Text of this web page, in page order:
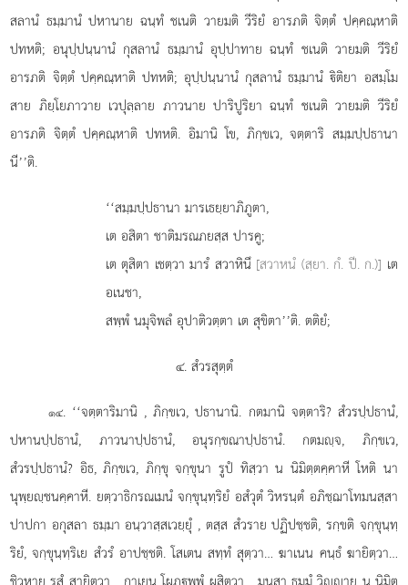
สลานํ ธมฺมานํ ปหานาย ฉนฺทํ ชเนติ วายมติ วีริยํ อารภติ จิตฺตํ ปคฺคณฺหาติ
ปทหติ; อนุปฺปนฺนานํ กุสลานํ ธมฺมานํ อุปฺปาทาย ฉนฺทํ ชเนติ วายมติ วีริยํ
อารภติ จิตฺตํ ปคฺคณฺหาติ ปทหติ; อุปฺปนฺนานํ กุสลานํ ธมฺมานํ ิติยา อสมฺโม
สาย ภิยฺโยภาวาย เวปุลฺลาย ภาวนาย ปาริปูริยา ฉนฺทํ ชเนติ วายมติ วีริยํ
อารภติ จิตฺตํ ปคฺคณฺหาติ ปทหติ. อิมานิ โข, ภิกฺขเว, จตฺตาริ สมฺมปฺปธานา
นี’’ติ.
‘‘สมฺมปฺปธานา มารเธยฺยาภิภูตา,
เต อสิตา ชาติมรณภยสฺส ปารคู;
เต ตุสิตา เชตฺวา มารํ สวาหินึ [สวาหนํ (สฺยา. กํ. ปี. ก.)] เต
อเนชา,
สพฺพํ นมุจิพลํ อุปาติวตฺตา เต สุขิตา’’ติ. ตติยํ;
๔. สํวรสุตฺตํ
๑๔. ‘‘จตฺตาริมานิ, ภิกฺขเว, ปธานานิ. กตมานิ จตฺตาริ? สํวรปฺปธานํ,
ปหานปฺปธานํ, ภาวนาปฺปธานํ, อนุรกฺขณาปฺปธานํ. กตมฺจ, ภิกฺขเว,
สํวรปฺปธานํ? อิธ, ภิกฺขเว, ภิกฺขุ จกฺขุนา รูปํ ทิสฺวา น นิมิตฺตคฺคาหี โหติ นา
นุพฺยฺชนคฺคาหี. ยตฺวาธิกรณเมนํ จกฺขุนฺทฺริยํ อสํวุตํ วิหรนฺตํ อภิชฺฌาโทมนสฺสา
ปาปกา อกุสลา ธมฺมา อนฺวาสฺสเวยฺยุํ, ตสฺส สํวราย ปฏิปชฺชติ, รกฺขติ จกฺขุนฺทฺ
ริยํ, จกฺขุนฺทฺริเย สํวรํ อาปชฺชติ. โสเตน สทฺทํ สุตฺวา… ฆาเนน คนฺธํ ฆายิตฺวา…